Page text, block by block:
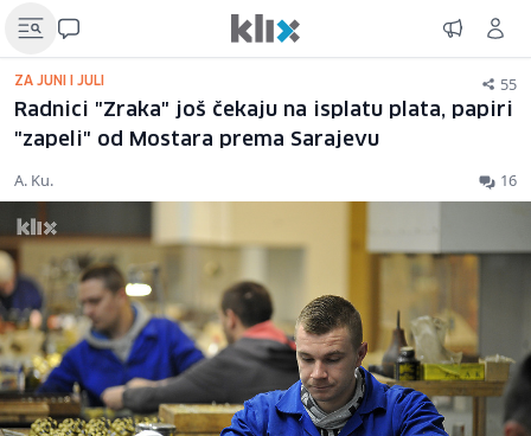
ZA JUNI I JULI 55
Radnici "Zraka" još čekaju na isplatu plata, papiri
"zapeli" od Mostara prema Sarajevu
A. Ku. 16